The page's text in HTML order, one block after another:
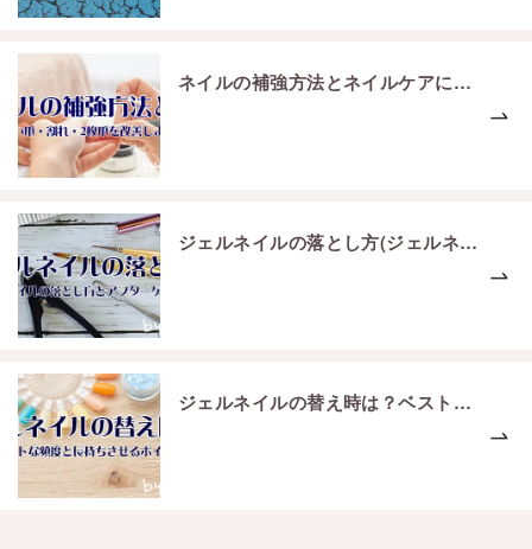
ネイルの補強方法とネイルケアについてご紹介
ジェルネイルの落とし方(ジェルネイルオフ)とアフターケアについて
ジェルネイルの替え時は？ベストな頻度とジェルネイルを長持ちさせるポイント